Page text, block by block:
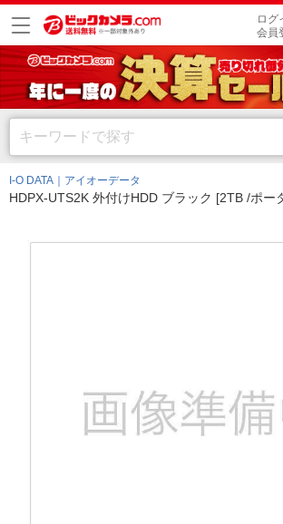
ログ
会員
I-O DATA｜アイオーデータ
HDPX-UTS2K 外付けHDD ブラック [2TB /ポー